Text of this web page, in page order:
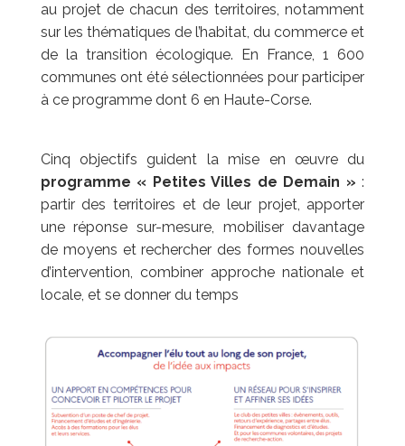
au projet de chacun des territoires, notamment
sur les thématiques de l’habitat, ducommerce et
de la transition écologique. En France, 1 600
communes ont étésélectionnées pour participer
à ce programme dont 6 en Haute-Corse.
Cinq objectifs guident la mise en œuvre du
programme « Petites Villes de Demain » :
partir des territoires et de leur projet, apporter
une réponse sur-mesure, mobiliserdavantage
de moyens et rechercher des formes nouvelles
d’intervention, combiner approche nationale et
locale, et se donner du temps